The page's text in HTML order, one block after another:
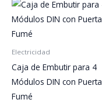
Electricidad
Caja de Embutir para 4
Módulos DIN con Puerta
Fumé